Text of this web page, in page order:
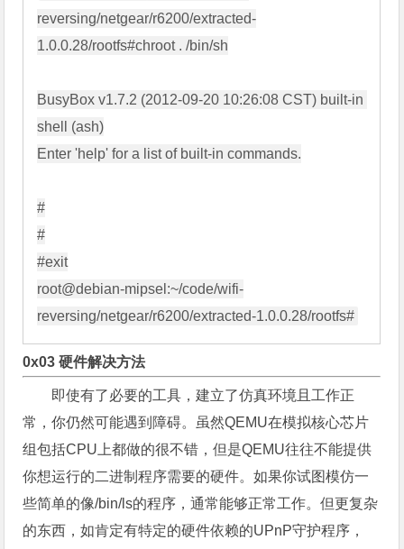
reversing/netgear/r6200/extracted-
1.0.0.28/rootfs#chroot . /bin/sh
BusyBox v1.7.2 (2012-09-20 10:26:08 CST) built-in
shell (ash)
Enter 'help' for a list of built-in commands.
#
#
#exit
root@debian-mipsel:~/code/wifi-
0x03 硬件解决方法
即使有了必要的工具，建立了仿真环境且工作正
常，你仍然可能遇到障碍。虽然QEMU在模拟核心芯片
组包括CPU上都做的很不错，但是QEMU往往不能提供
你想运行的二进制程序需要的硬件。如果你试图模仿一
些简单的像/bin/ls的程序，通常能够正常工作。但更复杂
的东西，如肯定有特定的硬件依赖的UPnP守护程序，